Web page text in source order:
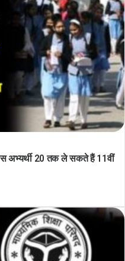
अभ्यर्थी 20 तक ले सकते हैं 11वीं